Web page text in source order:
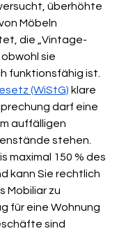
überhöhte
Möbeln
die „Vintage-
sie
funktionsfähig ist.
(WiStG) klare
darf eine
auffälligen
stehen.
maximal 150 % des
kann Sie rechtlich
Mobiliar zu
für eine Wohnung
sind